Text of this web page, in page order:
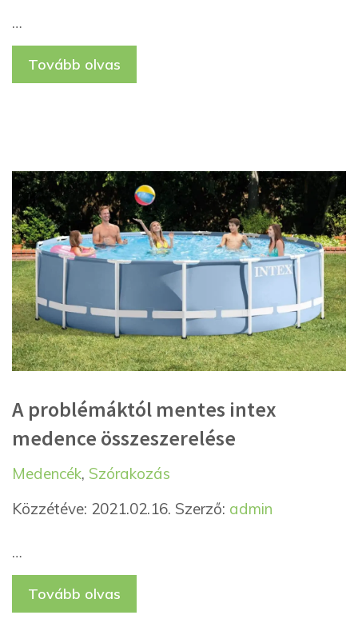
…
Tovább olvas
A problémáktól mentes intex
medence összeszerelése
Kategória
Medencék, Szórakozás
Közzétéve: 2021.02.16. Szerző: admin
…
Tovább olvas